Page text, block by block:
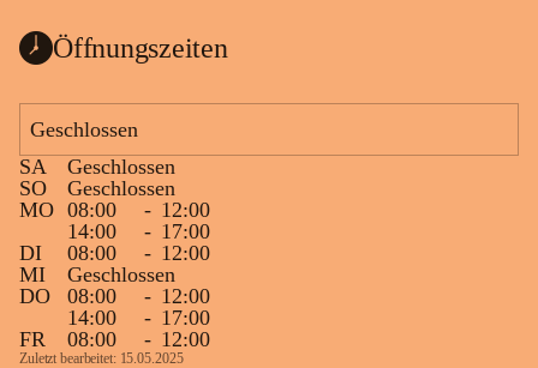
Öffnungszeiten
Geschlossen
SA
Geschlossen
SO
Geschlossen
MO 08:00 - 12:00
14:00
- 17:00
DI
08:00 - 12:00
MI
Geschlossen
DO
08:00 - 12:00
14:00
- 17:00
FR
08:00 - 12:00
Zuletzt bearbeitet: 15.05.2025